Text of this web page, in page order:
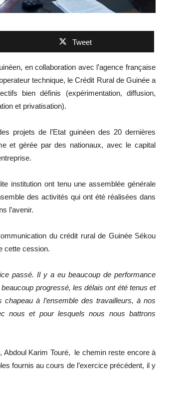
Tweet
en collaboration avec l’agence française
technique, le Crédit Rural de Guinée a
bien définis (expérimentation, diffusion,
et privatisation).
projets de l’Etat guinéen des 20 dernières
et gérée par des nationaux, avec le capital
institution ont tenu une assemblée générale
des activités qui ont été réalisées dans
l’avenir.
du crédit rural de Guinée Sékou
cette cession.
passé. Il y a eu beaucoup de performance
progressé, les délais ont été tenus et
à l’ensemble des travailleurs, à nos
nous et pour lesquels nous nous battrons
Abdoul Karim Touré, le chemin reste encore à
fournis au cours de l’exercice précédent, il y